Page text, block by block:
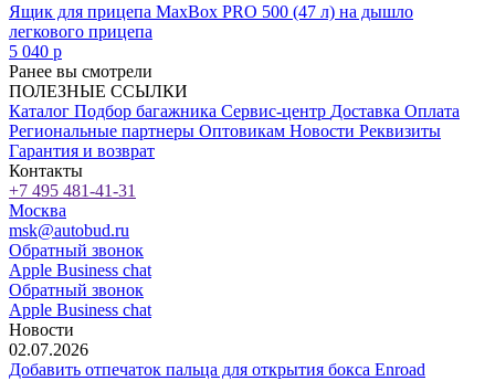
Ящик для прицепа MaxBox PRO 500 (47 л) на дышло
легкового прицепа
5 040 p
Ранее вы смотрели
ПОЛЕЗНЫЕ ССЫЛКИ
Каталог Подбор багажника Сервис-центр Доставка Оплата
Региональные партнеры Оптовикам Новости Реквизиты
Гарантия и возврат
Контакты
+7 495 481-41-31
Москва
msk@autobud.ru
Обратный звонок
Apple Business chat
Обратный звонок
Apple Business chat
Новости
02.07.2026
Добавить отпечаток пальца для открытия бокса Enroad